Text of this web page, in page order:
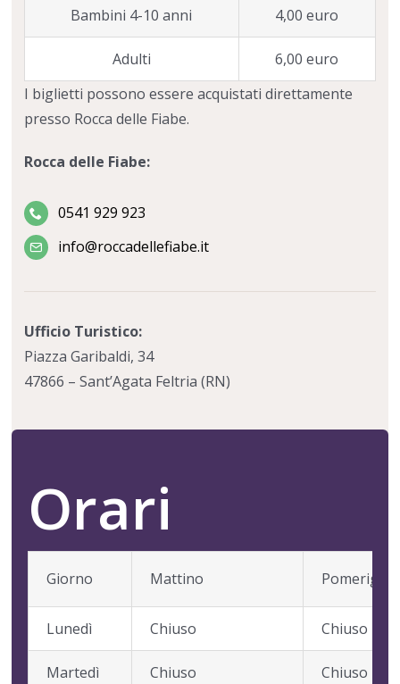
Habitat del tartufo
La cerca del tartufo con il maiale
Coltivazione del tartufo
Il paese del Natale
Bambini 4-10 anni 4,00 euro
Adulti
6,00 euro
I biglietti possono essere acquistati direttamente
presso Rocca delle Fiabe.
Rocca delle Fiabe:
0541 929 923
info@roccadellefiabe.it
Ufficio Turistico:
Piazza Garibaldi, 34
47866 – Sant’Agata Feltria (RN)
Orari
Giorno Mattino Pomeriggio
Lunedì Chiuso Chiuso
Martedì Chiuso Chiuso